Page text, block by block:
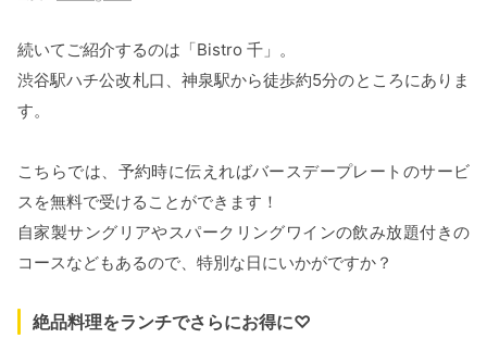
続いてご紹介するのは「Bistro 千」。
渋谷駅ハチ公改札口、神泉駅から徒歩約5分のところにありま
す。
こちらでは、予約時に伝えればバースデープレートのサービ
スを無料で受けることができます！
自家製サングリアやスパークリングワインの飲み放題付きの
コースなどもあるので、特別な日にいかがですか？
絶品料理をランチでさらにお得に♡